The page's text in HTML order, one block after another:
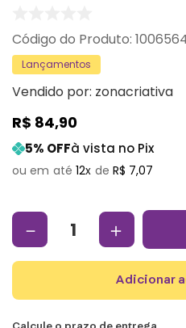
:
Lançamentos
Vendido por: zonacriativa
R$ 84,90
5% OFFà vista no Pix
12 R$ 7,07
＋
－
adicionar